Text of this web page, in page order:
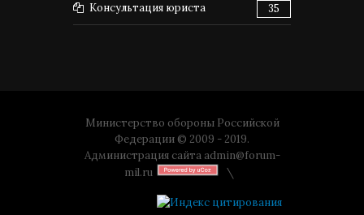
Консультация юриста 35
Министерство обороны Российской
Федерации © 2009 - 2019.
Администрация сайта admin@forum-
mil.ru